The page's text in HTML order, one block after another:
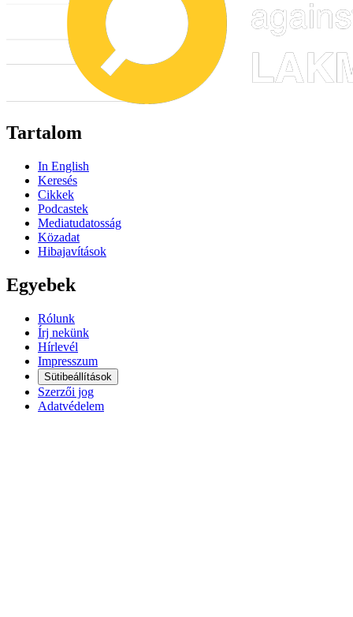
Tartalom
In English
Keresés
Cikkek
Podcastek
Mediatudatosság
Közadat
Hibajavítások
Egyebek
Rólunk
Írj nekünk
Hírlevél
Impresszum
Sütibeállítások
Szerzői jog
Adatvédelem